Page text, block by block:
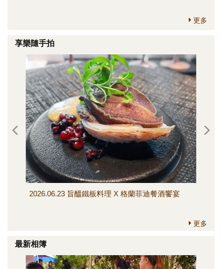
更多
享樂隨手拍
2026.06.23 旨醞鐵板料理 X 格蘭菲迪餐酒饗宴
更多
最新相簿